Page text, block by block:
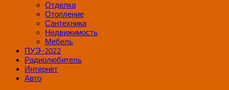
Отделка
Отопление
Сантехника
Недвижимость
Мебель
ПУЭ-2022
Радиолюбитель
Интернет
Авто